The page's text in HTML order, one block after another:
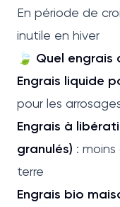
En période de
inutile en hiver
🍃 Quel engrais
Engrais liquide
pour les
Engrais à
granulés) :
terre
Engrais bio